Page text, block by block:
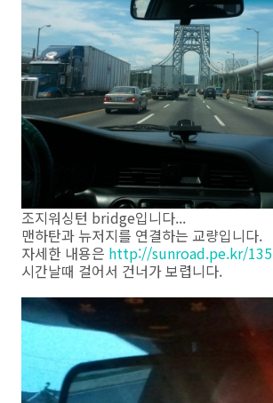
조지워싱턴 bridge입니다...
맨하탄과 뉴저지를 연결하는 교량입니다.
자세한 내용은 http://sunroad.pe.kr/135
시간날때 걸어서 건너가 보렵니다.